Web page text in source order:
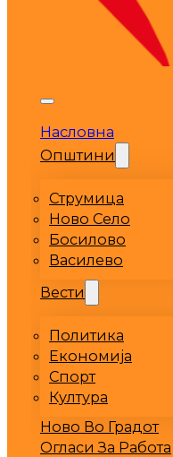
Насловна
Општини
Струмица
Ново Село
Босилово
Василево
Вести
Политика
Економија
Спорт
Култура
Ново Во Градот
Огласи За Работа